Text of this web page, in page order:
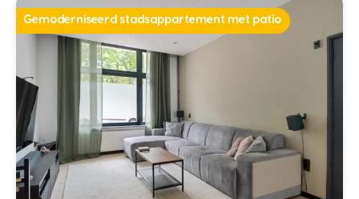
Gemoderniseerd stadsappartement met patio